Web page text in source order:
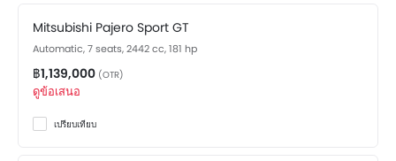
price below.
Mitsubishi Pajero Sport GT
Automatic, 7 seats, 2442 cc, 181 hp
฿1,139,000 (OTR)
ดูข้อเสนอ
เปรียบเทียบ